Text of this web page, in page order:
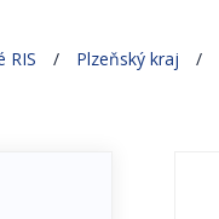
RIS Plzeňský kraj